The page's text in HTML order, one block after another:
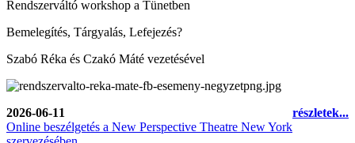
Rendszerváltó workshop a Tünetben
Bemelegítés, Tárgyalás, Lefejezés?
Szabó Réka és Czakó Máté vezetésével
2026-06-11
részletek...
Online beszélgetés a New Perspective Theatre New York